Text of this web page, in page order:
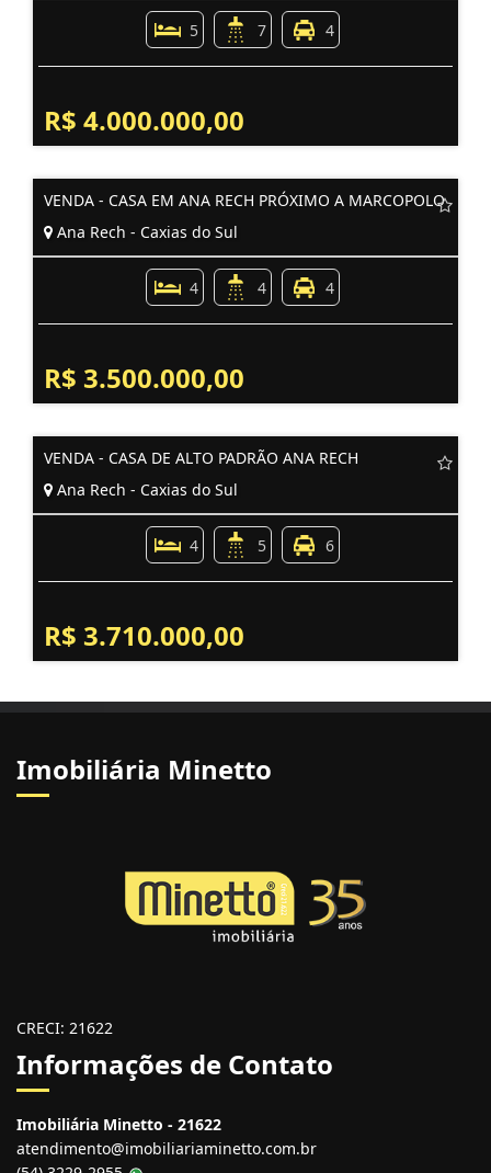
5 7 4
R$ 4.000.000,00
VENDA - CASA EM ANA RECH PRÓXIMO A MARCOPOLO
Ana Rech - Caxias do Sul
4 4 4
R$ 3.500.000,00
VENDA - CASA DE ALTO PADRÃO ANA RECH
Ana Rech - Caxias do Sul
4 5 6
R$ 3.710.000,00
Imobiliária Minetto
CRECI: 21622
Informações de Contato
Imobiliária Minetto - 21622
atendimento@imobiliariaminetto.com.br